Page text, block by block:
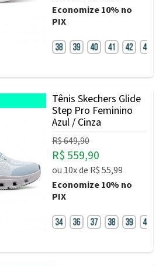
Economize10% no
PIX
Tênis Skechers Glide
Step Pro Feminino
Azul / Cinza
R$ 649,90
R$ 559,90
ou 10xde R$ 55,99
Economize10% no
PIX